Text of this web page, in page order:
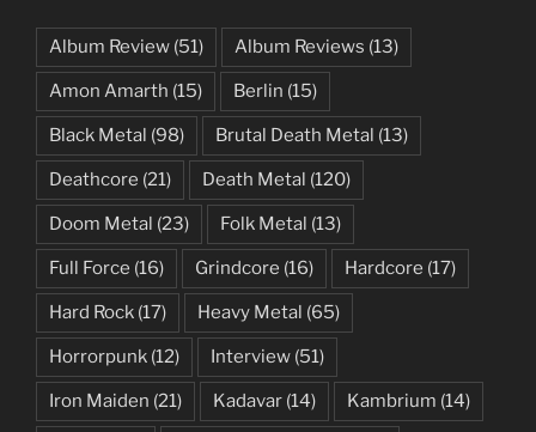
Album Review (51) Album Reviews (13)
Amon Amarth (15) Berlin (15)
Black Metal (98) Brutal Death Metal (13)
Deathcore (21) Death Metal (120)
Doom Metal (23) Folk Metal (13)
Full Force (16) Grindcore (16) Hardcore (17)
Hard Rock (17) Heavy Metal (65)
Horrorpunk (12) Interview (51)
Iron Maiden (21) Kadavar (14) Kambrium (14)